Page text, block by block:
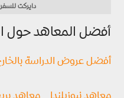
دايركت
أفضل المعاهد حول
أفضل عروض الدراسة